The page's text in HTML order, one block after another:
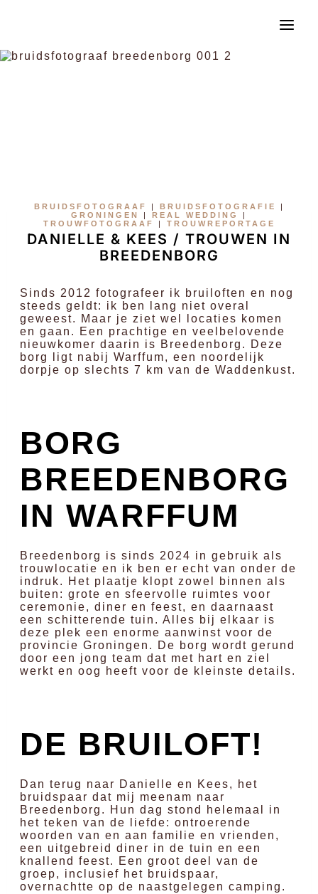
BRUIDSFOTOGRAAF | BRUIDSFOTOGRAFIE
|
GRONINGEN
| REAL WEDDING
|
TROUWFOTOGRAAF
| TROUWREPORTAGE
DANIELLE & KEES / TROUWEN IN
BREEDENBORG
Sinds 2012 fotografeer ik bruiloften en nog
steeds geldt: ik ben lang niet overal
geweest. Maar je ziet wel locaties komen
en gaan. Een prachtige en veelbelovende
nieuwkomer daarin is Breedenborg. Deze
borg ligt nabij Warffum, een noordelijk
dorpje op slechts 7 km van de Waddenkust.
BORG
BREEDENBORG
IN WARFFUM
Breedenborg is sinds 2024 in gebruik als
trouwlocatie en ik ben er echt van onder de
indruk. Het plaatje klopt zowel binnen als
buiten: grote en sfeervolle ruimtes voor
ceremonie, diner en feest, en daarnaast
een schitterende tuin. Alles bij elkaar is
deze plek een enorme aanwinst voor de
provincie Groningen. De borg wordt gerund
door een jong team dat met hart en ziel
werkt en oog heeft voor de kleinste details.
DE BRUILOFT!
Dan terug naar Danielle en Kees, het
bruidspaar dat mij meenam naar
Breedenborg. Hun dag stond helemaal in
het teken van de liefde: ontroerende
woorden van en aan familie en vrienden,
een uitgebreid diner in de tuin en een
knallend feest. Een groot deel van de
groep, inclusief het bruidspaar,
overnachtte op de naastgelegen camping.